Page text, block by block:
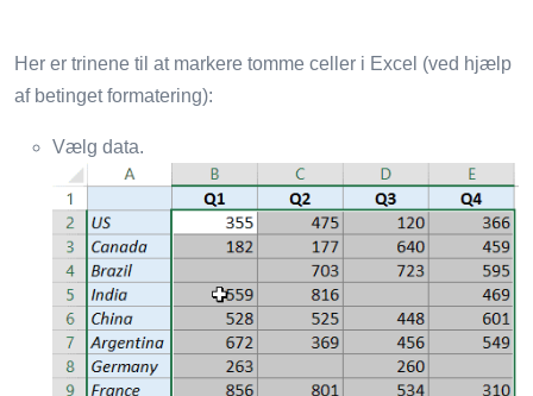
Her er trinene til at markere tomme celler i Excel (ved hjælp
af betinget formatering):
Vælg data.